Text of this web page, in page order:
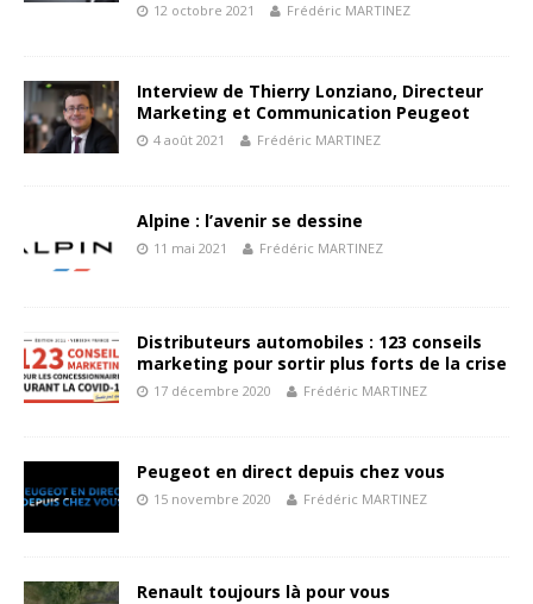
12 octobre 2021 Frédéric MARTINEZ
Interview de Thierry Lonziano, Directeur
Marketing et Communication Peugeot
4 août 2021 Frédéric MARTINEZ
Alpine : l’avenir se dessine
11 mai 2021 Frédéric MARTINEZ
Distributeurs automobiles : 123 conseils
marketing pour sortir plus forts de la crise
17 décembre 2020 Frédéric MARTINEZ
Peugeot en direct depuis chez vous
15 novembre 2020 Frédéric MARTINEZ
Renault toujours là pour vous